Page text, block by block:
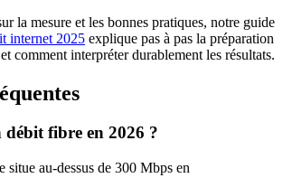
la mesure et les bonnes pratiques, notre guide
internet 2025 explique pas à pas la préparation
comment interpréter durablement les résultats.
débit fibre en 2026 ?
situe au-dessus de 300 Mbps en